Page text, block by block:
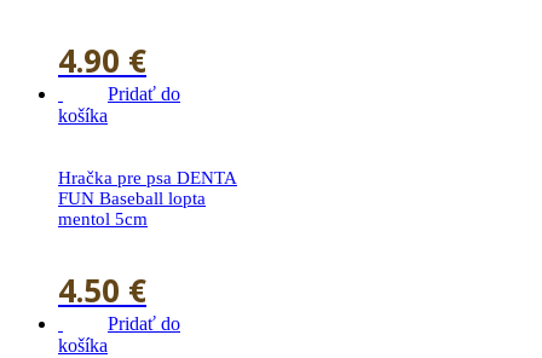
4.90 €
Pridať do
košíka
Hračka pre psa DENTA
FUN Baseball lopta
mentol 5cm
4.50 €
Pridať do
košíka